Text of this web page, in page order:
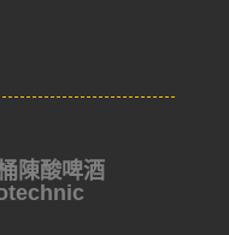
陳酸啤酒